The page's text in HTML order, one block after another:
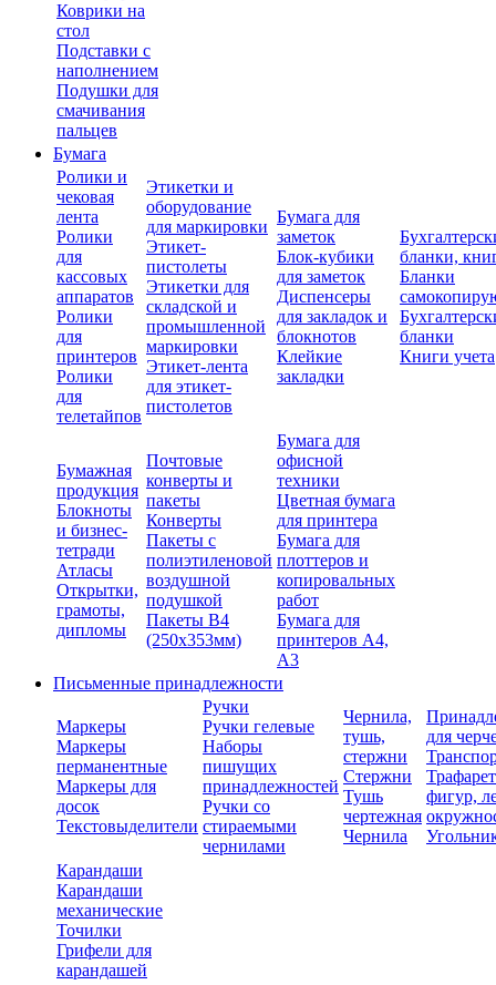
Коврики на
стол
Подставки с
наполнением
Подушки для
смачивания
пальцев
Бумага
Ролики и
чековая
лента
Ролики
для
кассовых
аппаратов
Ролики
для
принтеров
Ролики
для
телетайпов
Этикетки и
оборудование
для маркировки
Этикет-
пистолеты
Этикетки для
складской и
промышленной
маркировки
Этикет-лента
для этикет-
пистолетов
Бумага для
заметок
Блок-кубики
для заметок
Диспенсеры
для закладок и
блокнотов
Клейкие
закладки
бланки,
Бланки
бланки
Книги учета
Бумажная
продукция
Блокноты
и бизнес-
тетради
Атласы
Открытки,
грамоты,
дипломы
Почтовые
конверты и
пакеты
Конверты
Пакеты с
полиэтиленовой
воздушной
подушкой
Пакеты В4
(250х353мм)
Бумага для
офисной
техники
Цветная бумага
для принтера
Бумага для
плоттеров и
копировальных
работ
Бумага для
принтеров А4,
А3
Письменные принадлежности
Маркеры
Маркеры
перманентные
Маркеры для
досок
Текстовыделители
Ручки
Ручки гелевые
Наборы
пишущих
принадлежностей
Ручки со
стираемыми
чернилами
Чернила,
тушь,
стержни
Стержни
Тушь
чертежная
Чернила
для
фигур,
Карандаши
Карандаши
механические
Точилки
Грифели для
карандашей